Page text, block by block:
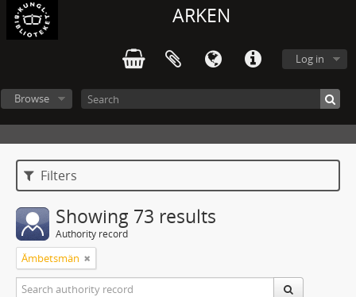
ARKEN
Log in
Browse
Filters
Showing 73 results
Authority record
Ämbetsmän